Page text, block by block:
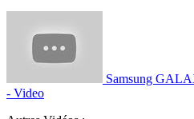
Samsung
- Video